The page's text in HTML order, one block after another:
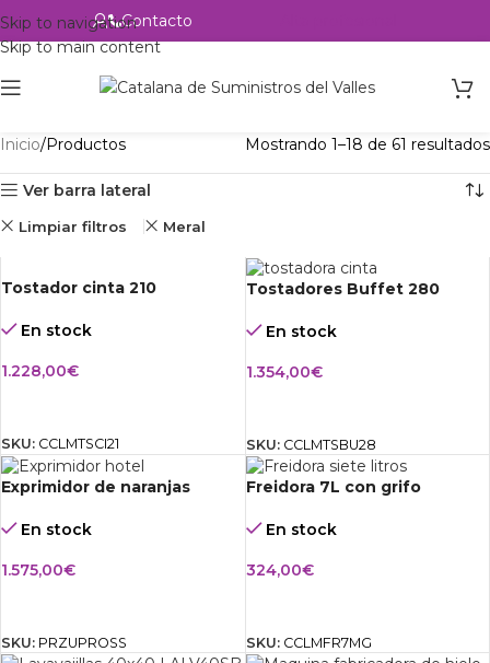
Skip to navigation
Skip to main content
Contacto
Inicio Productos Mostrando 1–18 de 61 resultados
Ver barra lateral
Limpiar filtros Meral
Tostador cinta 210
En stock
1.228,00€
SKU: CCLMTSCI21
Tostadores Buffet 280
En stock
1.354,00€
SKU: CCLMTSBU28
Exprimidor de naranjas
En stock
1.575,00€
SKU: PRZUPROSS
Freidora 7L con grifo
En stock
324,00€
SKU: CCLMFR7MG